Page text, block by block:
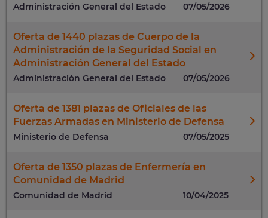
Administración General del Estado 07/05/2026
Oferta de 1440 plazas de Cuerpo de la
Administración de la Seguridad Social en
Administración General del Estado
Administración General del Estado 07/05/2026
Oferta de 1381 plazas de Oficiales de las
Fuerzas Armadas en Ministerio de Defensa
Ministerio de Defensa 07/05/2025
Oferta de 1350 plazas de Enfermería en
Comunidad de Madrid
Comunidad de Madrid 10/04/2025